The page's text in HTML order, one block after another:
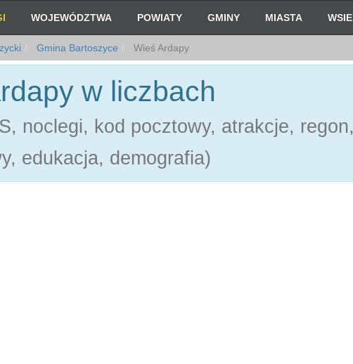
WOJEWÓDZTWA POWIATY GMINY MIASTA WSIE
Gmina Bartoszyce Wieś Ardapy
w liczbach
noclegi, kod pocztowy, atrakcje, regon,
edukacja, demografia)